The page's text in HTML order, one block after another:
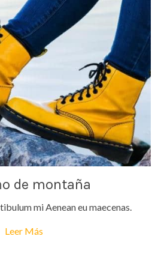
de montaña
mi Aenean eu maecenas.
Leer Más